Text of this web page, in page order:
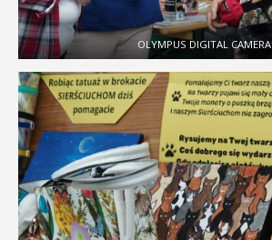
OLYMPUS DIGITAL CAMERA